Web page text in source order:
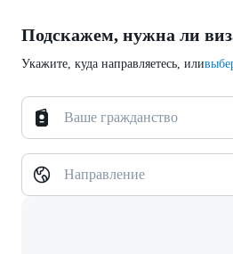
Подскажем, нужна ли
Укажите, куда направляетесь, или
Ваше гражданство
Направление